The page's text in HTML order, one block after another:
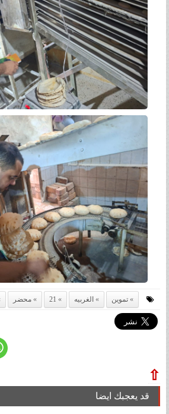
تموين الغربيه 21 محضر
⇧
قد يعجبك ايضا